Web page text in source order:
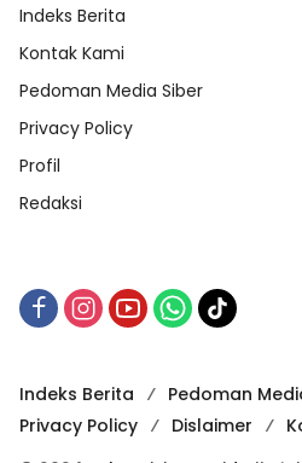
Indeks Berita
Kontak Kami
Pedoman Media Siber
Privacy Policy
Profil
Redaksi
Indeks Berita
Pedoman
Privacy Policy
Dislaimer